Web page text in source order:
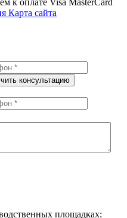
Карта сайта
консультацию
площадках: